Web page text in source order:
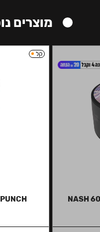
מוצרים
NASH
קל